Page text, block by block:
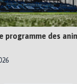
programme des